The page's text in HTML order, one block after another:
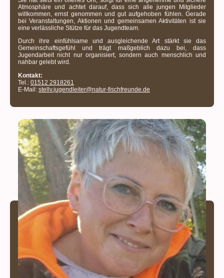
Atmosphäre und achtet darauf, dass sich alle jungen Mitglieder
willkommen, ernst genommen und gut aufgehoben fühlen. Gerade
bei Veranstaltungen, Aktionen und gemeinsamen Aktivitäten ist sie
eine verlässliche Stütze für das Jugendteam.
Durch ihre einfühlsame und ausgleichende Art stärkt sie das
Gemeinschaftsgefühl und trägt maßgeblich dazu bei, dass
Jugendarbeit nicht nur organisiert, sondern auch menschlich und
nahbar gelebt wird.
Kontakt:
Tel.: 01512 2918261
E-Mail: stellv.jugendleiter@natur-fischfreunde.de